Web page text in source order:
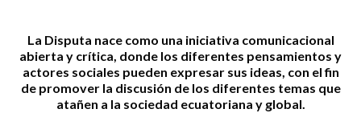
La Disputa nace como una iniciativa comunicacional
abierta y crítica, donde los diferentes pensamientos y
actores sociales pueden expresar sus ideas, con el fin
de promover la discusión de los diferentes temas que
atañen a la sociedad ecuatoriana y global.